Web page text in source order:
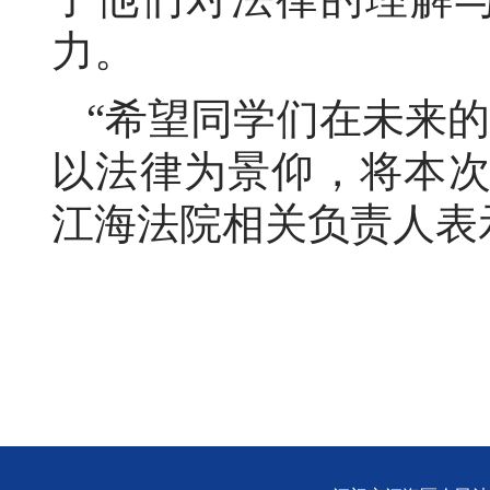
力。
“希望同学们在未来
以法律为景仰，将本
江海法院相关负责人表